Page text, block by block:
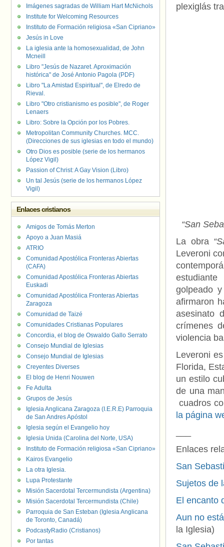
plexiglás
“San
La obra
Leveroni
golpeado
afirmaron
asesinato
crímenes
violencia
Leveroni
Florida,
un estilo
de una
cuadros
la página
Enlaces
San
Sujetos de
El encanto
Aun no
la Iglesia)
Imágenes sagradas de William Hart McNichols
Institute for Welcoming Resources
Instituto de Formación religiosa «San Cipriano»
Jesús in Love
La iglesia ante la homosexualidad, de John
Mcneill
Libro "Jesús de Nazaret. Aproximación
histórica" de José Antonio Pagola (PDF)
Libro "La Amistad Espiritual", de Elredo de
Rieval.
Libro "Otro cristianismo es posible", de Roger
Lenaers
Libro: Sobre la Opción por los Pobres.
Metropolitan Community Churches. MCC.
(Direcciones de sus iglesias en todo el mundo)
Otro Dios es posible (serie de los hermanos
López Vigil)
Passion of Christ: A Gay Vision (Libro)
Un tal Jesús (serie de los hermanos López
Vigil)
Enlaces cristianos
Amigos de Tomás Merton
Apoyo a Juan Masiá
ATRIO
Comunidad Apostólica Fronteras Abiertas
(CAFA)
Comunidad Apostólica Fronteras Abiertas
Euskadi
Comunidad Apostólica Fronteras Abiertas
Zaragoza
Comunidad de Taizé
Comunidades Cristianas Populares
Concordia, el blog de Oswaldo Gallo Serrato
Consejo Mundial de Iglesias
Consejo Mundial de Iglesias
Creyentes Diverses
El blog de Henri Nouwen
Fe Adulta
Grupos de Jesús
Iglesia Anglicana Zaragoza (I.E.R.E) Parroquia
de San Andres Apóstol
Iglesia según el Evangelio hoy
Iglesia Unida (Carolina del Norte, USA)
Instituto de Formación religiosa «San Cipriano»
Kairos Evangelio
La otra Iglesia.
Lupa Protestante
Misión Sacerdotal Tercermundista (Argentina)
Misión Sacerdotal Tercermundista (Chile)
Parroquia de San Esteban (Iglesia Anglicana
de Toronto, Canadá)
PodcastyRadio (Cristianos)
Por tantas